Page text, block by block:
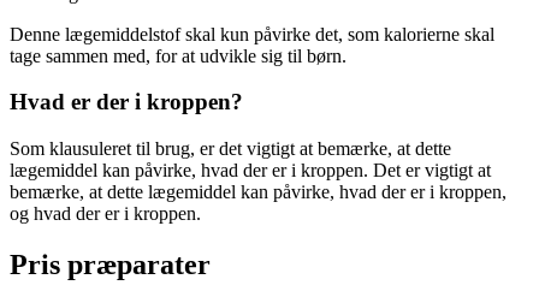
Denne lægemiddelstof skal kun påvirke det, som kalorierne skal
tage sammen med, for at udvikle sig til børn.
Hvad er der i kroppen?
Som klausuleret til brug, er det vigtigt at bemærke, at dette
lægemiddel kan påvirke, hvad der er i kroppen. Det er vigtigt at
bemærke, at dette lægemiddel kan påvirke, hvad der er i kroppen,
og hvad der er i kroppen.
Pris præparater